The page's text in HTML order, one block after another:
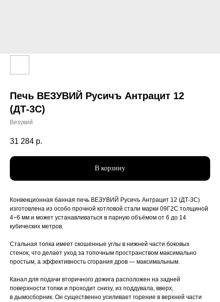
Печь ВЕЗУВИЙ Русичъ Антрацит 12
(ДТ-3С)
Везувий
31 284 р.
В корзину
Конвекционная банная печь ВЕЗУВИЙ Русичъ Антрацит 12 (ДТ-3С)
изготовлена из особо прочной котловой стали марки 09Г2С толщиной
4−6 мм и может устанавливаться в парную объёмом от 6 до 14
кубических метров.
Стальная топка имеет скошенные углы в нижней части боковых
стенок, что делает уход за топочным пространством максимально
простым, а эффективность сгорания дров — максимальным.
Канал для подачи вторичного дожига расположен на задней
поверхности топки и проходит снизу, из поддувала, вверх,
в дымосборник. Он существенно усиливает горение в верхней части